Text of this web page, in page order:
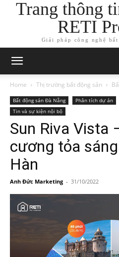
Trang thông
RETI
Giải pháp công nghệ
Home Thị trường bất động sản
Bất động sản Đà Nẵng Phân tích dự án
Tin và sự kiện nội bộ
Sun Riva Vista
cương tỏa
Hàn
Anh Đức Marketing - 31/10/2022